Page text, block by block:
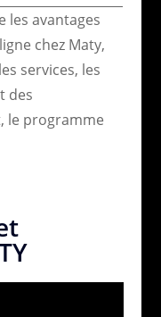
les avantages
chez Maty,
services, les
des
le programme